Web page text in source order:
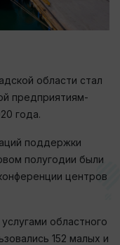
области стал
предприятиям-
года.
поддержки
полугодии были
центров
областного
152 малых и